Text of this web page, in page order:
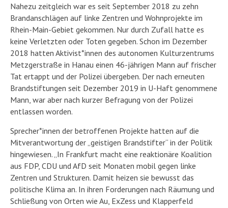
Nahezu zeitgleich war es seit September 2018 zu zehn
Brandanschlägen auf linke Zentren und Wohnprojekte im
Rhein-Main-Gebiet gekommen. Nur durch Zufall hatte es
keine Verletzten oder Toten gegeben. Schon im Dezember
2018 hatten Aktivist*innen des autonomen Kulturzentrums
Metzgerstraße in Hanau einen 46-jährigen Mann auf frischer
Tat ertappt und der Polizei übergeben. Der nach erneuten
Brandstiftungen seit Dezember 2019 in U-Haft genommene
Mann, war aber nach kurzer Befragung von der Polizei
entlassen worden.
Sprecher*innen der betroffenen Projekte hatten auf die
Mitverantwortung der „geistigen Brandstifter“ in der Politik
hingewiesen. „In Frankfurt macht eine reaktionäre Koalition
aus FDP, CDU und AfD seit Monaten mobil gegen linke
Zentren und Strukturen. Damit heizen sie bewusst das
politische Klima an. In ihren Forderungen nach Räumung und
Schließung von Orten wie Au, ExZess und Klapperfeld